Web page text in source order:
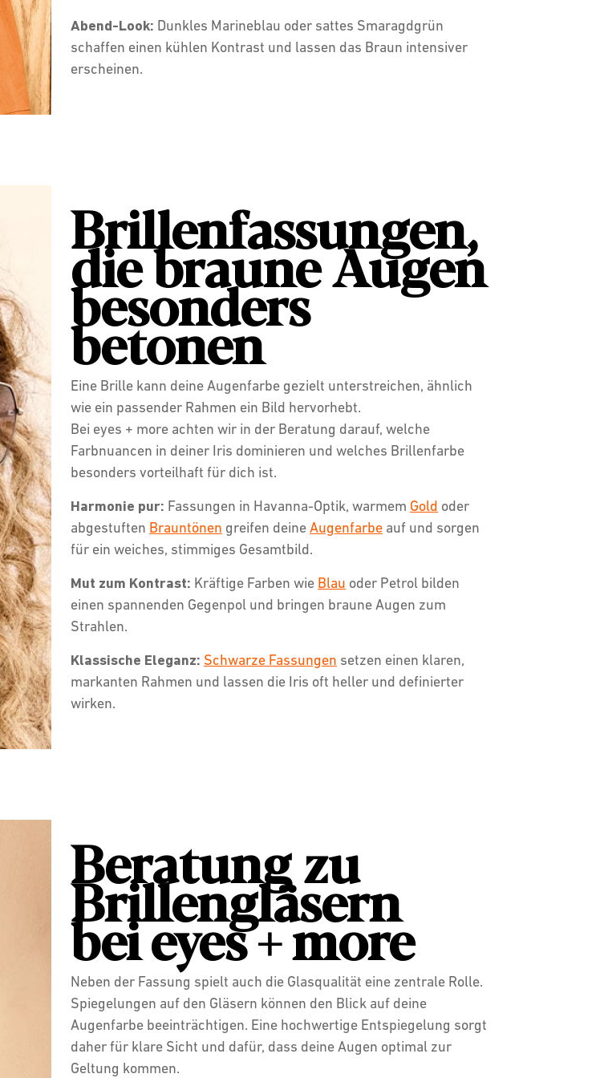
Abend-Look: Dunkles Marineblau oder sattes Smaragdgrün
schaffen einen kühlen Kontrast und lassen das Braun intensiver
erscheinen.
Brillenfassungen,
die braune Augen
besonders
betonen
Eine Brille kann deine Augenfarbe gezielt unterstreichen, ähnlich
wie ein passender Rahmen ein Bild hervorhebt.
Bei eyes + more achten wir in der Beratung darauf, welche
Farbnuancen in deiner Iris dominieren und welches Brillenfarbe
besonders vorteilhaft für dich ist.
Harmonie pur: Fassungen in Havanna-Optik, warmem Gold oder
abgestuften Brauntönen greifen deineAugenfarbe auf und sorgen
für ein weiches, stimmiges Gesamtbild.
Mut zum Kontrast: Kräftige Farben wie Blau oder Petrol bilden
einen spannenden Gegenpol und bringen braune Augen zum
Strahlen.
Klassische Eleganz: Schwarze Fassungen setzen einen klaren,
markanten Rahmen und lassen die Iris oft heller und definierter
wirken.
Beratung zu
Brillengläsern
bei eyes + more
Neben der Fassung spielt auch die Glasqualität eine zentrale Rolle.
Spiegelungen auf den Gläsern können den Blick auf deine
Augenfarbe beeinträchtigen. Eine hochwertige Entspiegelung sorgt
daher für klare Sicht und dafür, dass deine Augen optimal zur
Geltung kommen.